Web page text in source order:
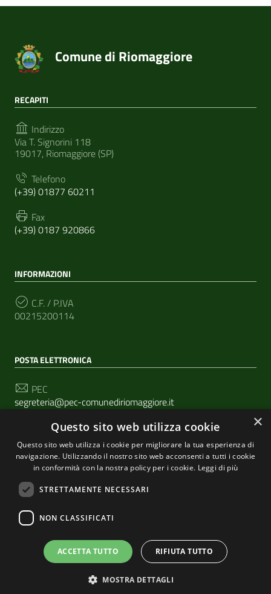
Comune di Riomaggiore
RECAPITI
Indirizzo
Via T. Signorini 118
19017, Riomaggiore (SP)
Telefono
(+39) 01877 60211
Fax
(+39) 0187 920866
INFORMAZIONI
C.F. / P.IVA
00215200114
POSTA ELETTRONICA
PEC
segreteria@pec-comunediriomaggiore.it
Email
urp@comune.riomaggiore.sp.it
SEGUICI SU
Sezione Link Utili
| Cookie policy | Realizzato con WordPress
Tema grafico ItaliaWP2 | Basato sul Prototipo per siti
×
Questo sito web utilizza cookie
Questo sito web utilizza i cookie per migliorare la tua esperienza di
navigazione. Utilizzando il nostro sito web acconsenti a tutti i cookie
in conformità con la nostra policy per i cookie. Leggi di più
STRETTAMENTE NECESSARI
NON CLASSIFICATI
ACCETTA TUTTO RIFIUTA TUTTO
MOSTRA DETTAGLI